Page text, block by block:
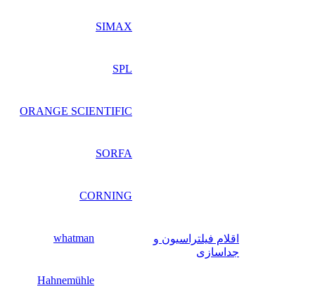
SIMAX
SPL
ORANGE SCIENTIFIC
SORFA
CORNING
اقلام فیلتراسیون و
جداسازی
whatman
Hahnemühle